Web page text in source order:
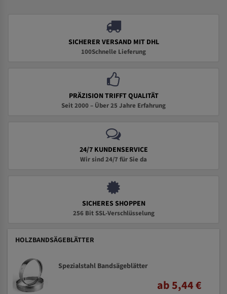
SICHERER VERSAND MIT DHL
100Schnelle Lieferung
PRÄZISION TRIFFT QUALITÄT
Seit 2000 – Über 25 Jahre Erfahrung
24/7 KUNDENSERVICE
Wir sind 24/7 für Sie da
SICHERES SHOPPEN
256 Bit SSL-Verschlüsselung
HOLZBANDSÄGEBLÄTTER
Spezialstahl Bandsägeblätter
ab 5,44 €